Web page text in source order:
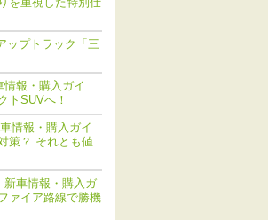
ップトラック「三
情報・購入ガイ
トSUVへ！
情報・購入ガイ
策？ それとも値
新車情報・購入ガ
ァイア路線で勝機